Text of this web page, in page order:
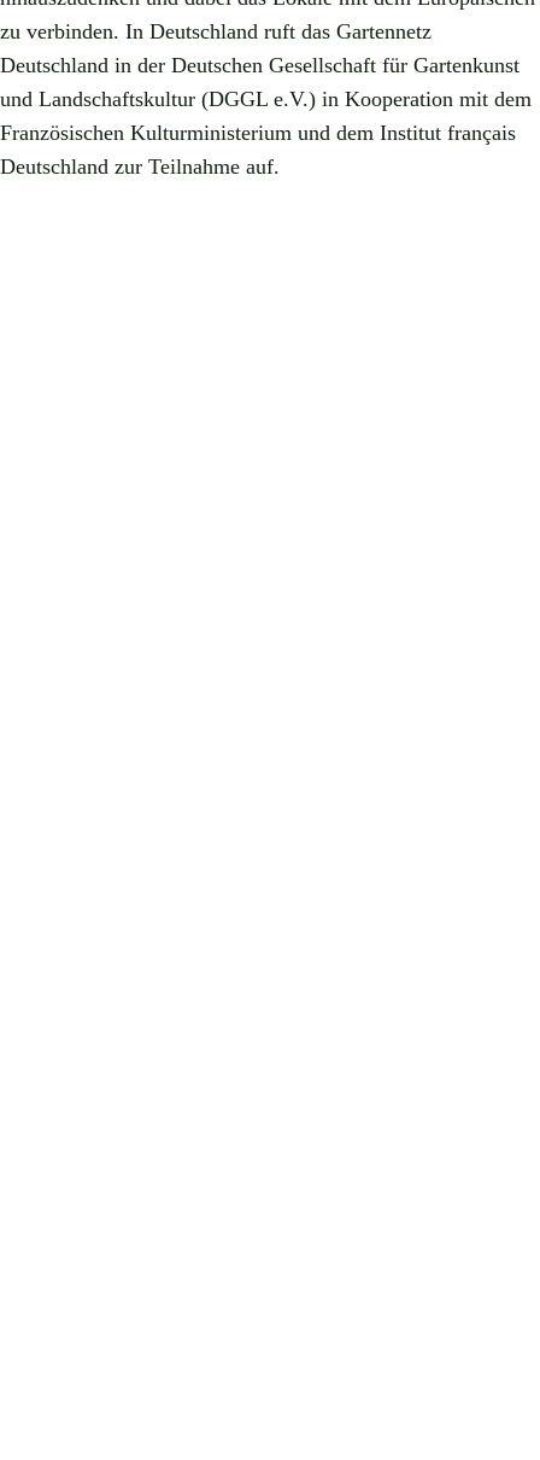
zu verbinden. In Deutschland ruft das Gartennetz
Deutschland in der Deutschen Gesellschaft für Gartenkunst
und Landschaftskultur (DGGL e.V.) in Kooperation mit dem
Französischen Kulturministerium und dem Institut français
Deutschland zur Teilnahme auf.